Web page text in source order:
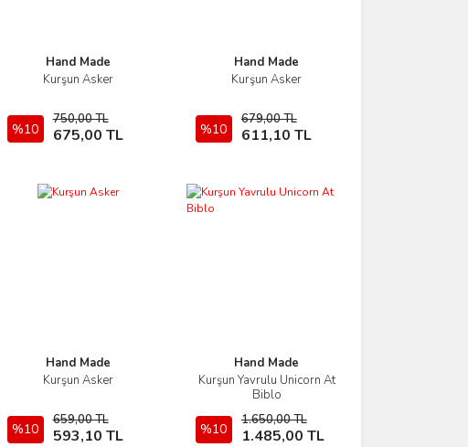
Hand Made
Kurşun Asker
%10
750,00 TL
675,00 TL
İncele
Sepete Ekle
Hand Made
Kurşun Asker
%10
679,00 TL
611,10 TL
İncele
Sepete Ekle
Hand Made
Kurşun Asker
%10
659,00 TL
593,10 TL
İncele
Sepete Ekle
Hand Made
Kurşun Yavrulu Unicorn At
Biblo
%10
1.650,00 TL
1.485,00 TL
İncele
Sepete Ekle